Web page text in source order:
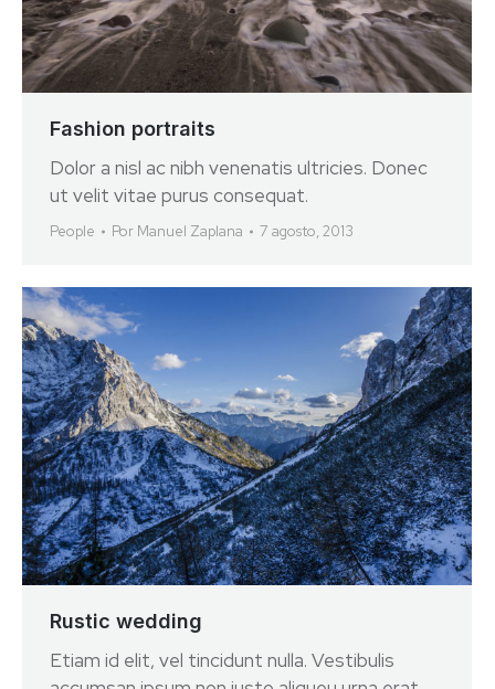
Fashion portraits
Dolor a nisl ac nibh venenatis ultricies. Donec
ut velit vitae purus consequat.
People Por Manuel Zaplana 7 agosto, 2013
Rustic wedding
Etiam id elit, vel tincidunt nulla. Vestibulis